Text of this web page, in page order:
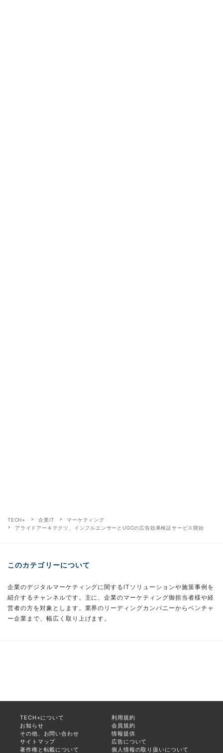
TECH+ 企業IT
マーケティング
アライドアーキテクツ、インフルエンサーとUGCの広告効果検証サービス開始
このカテゴリーについて
企業のデジタルマーケティングに関するITソリューションや施策事例を
紹介するチャンネルです。主に、企業のマーケティング御担当者様や経
営者の方を対象とします。業界のリーディングカンパニーからベンチャ
ー企業まで、幅広く取り上げます。
TECH+について
利用規約
お知らせ
会員規約
その他、お問い合わせ
情報提供
サイトマップ
広告について
著作権と転載について
個人情報の取り扱いについて